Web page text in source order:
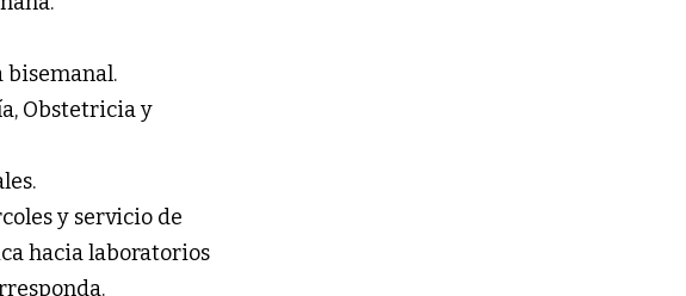
bisemanal.
Obstetricia y
y servicio de
hacia laboratorios